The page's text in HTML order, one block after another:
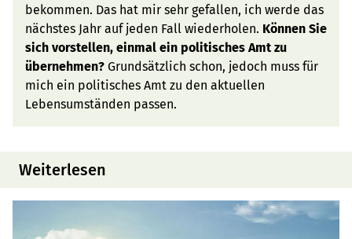
bekommen. Das hat mir sehr gefallen, ich werde das
nächstes Jahr auf jeden Fall wiederholen. Können Sie
sich vorstellen, einmal ein politisches Amt zu
übernehmen? Grundsätzlich schon, jedoch muss für
mich ein politisches Amt zu den aktuellen
Lebensumständen passen.
Weiterlesen